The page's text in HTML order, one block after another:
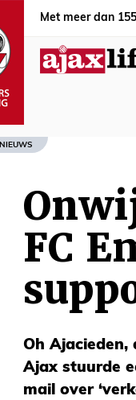
Met meer dan
NIEUWS
FC
Oh
Ajax stuurde
mail over